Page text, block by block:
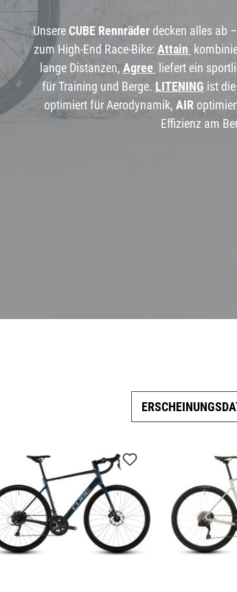
UnsereCUBE Rennräder decken alles ab
zum High-End Race-Bike: Attain
lange Distanzen, Agree liefert ein
für Training und Berge. LITENING ist
optimiert für Aerodynamik, AIR
Effizienz am